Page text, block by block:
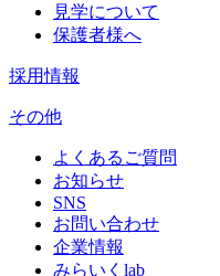
見学について
保護者様へ
採用情報
その他
よくあるご質問
お知らせ
SNS
お問い合わせ
企業情報
みらいくlab